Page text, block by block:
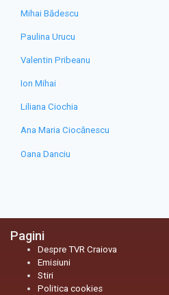
Mihai Bădescu
Paulina Urucu
Valentin Pribeanu
Ion Mihai
Liliana Ciochia
Ana Maria Ciocănescu
Oana Danciu
Pagini
Despre TVR Craiova
Emisiuni
Stiri
Politica cookies